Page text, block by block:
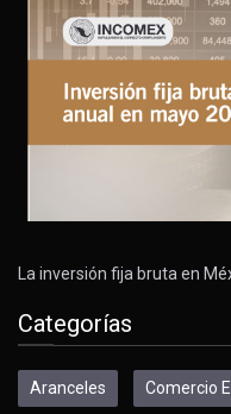
La inversión fija bruta en
Categorías
Aranceles Comercio